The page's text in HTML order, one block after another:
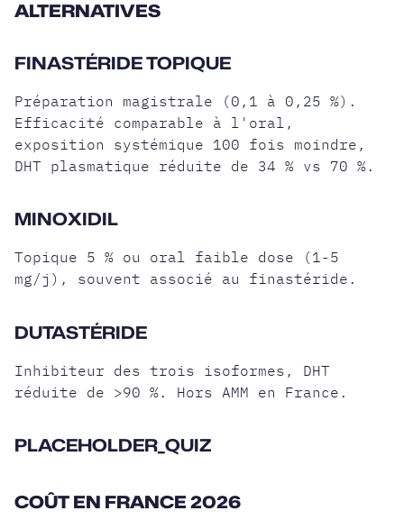
ALTERNATIVES
FINASTÉRIDE TOPIQUE
Préparation magistrale (0,1 à 0,25 %).
Efficacité comparable à l'oral ,
exposition systémique 100 fois moindre,
DHT plasmatique réduite de 34 % vs 70 %.
MINOXIDIL
Topique 5 % ou oral faible dose (1-5
mg/j), souvent associé au finastéride.
DUTASTÉRIDE
Inhibiteur des trois isoformes, DHT
réduite de >90 %. Hors AMM en France.
PLACEHOLDER_QUIZ
COÛT EN FRANCE 2026